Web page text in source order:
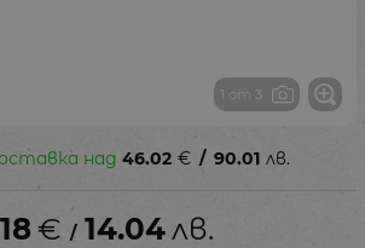
1 от 3
над 46.02 € / 90.01 лв.
€ / 14.04 лв.